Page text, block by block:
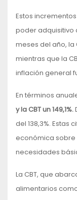
Estos
poder adquisitivo
meses del año, la
mientras que la
inflación general
En términos
y la CBT un 149,1%.
del 138,3%. Estas
económica sobre
necesidades
La CBT, que
alimentarios